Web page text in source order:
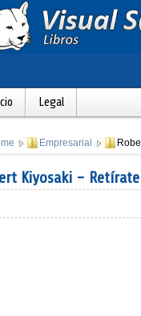
Legal
Empresarial
Kiyosaki -